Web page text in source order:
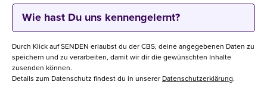
Durch Klick auf SENDEN erlaubst du der CBS, deine angegebenen Daten zu
speichern und zu verarbeiten, damit wir dir die gewünschten Inhalte
zusenden können.
Details zum Datenschutz findest du in unserer Datenschutzerklärung.